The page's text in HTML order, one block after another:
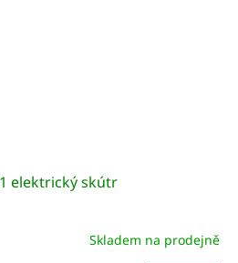
elektrický skútr
Skladem na prodejně